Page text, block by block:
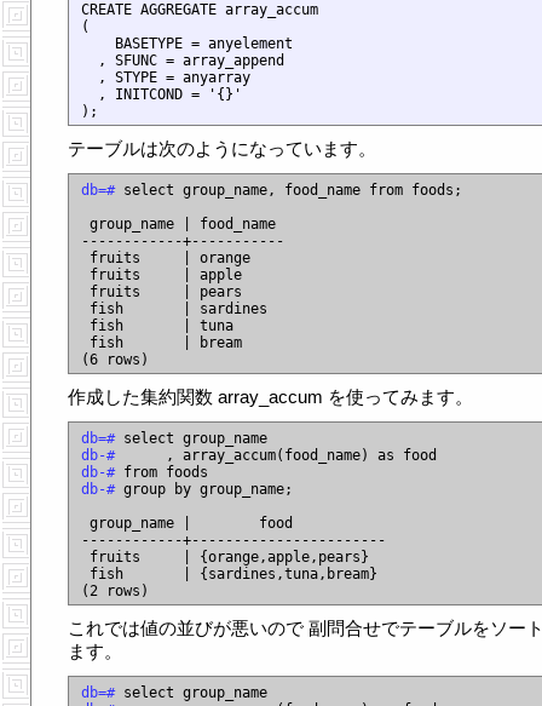
CREATE AGGREGATE array_accum
(
    BASETYPE = anyelement
  , SFUNC = array_append
  , STYPE = anyarray
  , INITCOND = '{}'
テーブルは次のようになっています。
db=# select group_name, food_name from foods;
group_name | food_name
------------+-----------
fruits     | orange
fruits     | apple
fruits     | pears
fish       | sardines
fish       | tuna
fish       | bream
作成した集約関数 array_accum を使ってみます。
db=#
db-#
db-#
db-# group by group_name;
group_name |        food
------------+-----------------------
fruits     | {orange,apple,pears}
fish       | {sardines,tuna,bream}
これでは値の並びが悪いので 副問合せでテーブルをソー
ます。
db=#